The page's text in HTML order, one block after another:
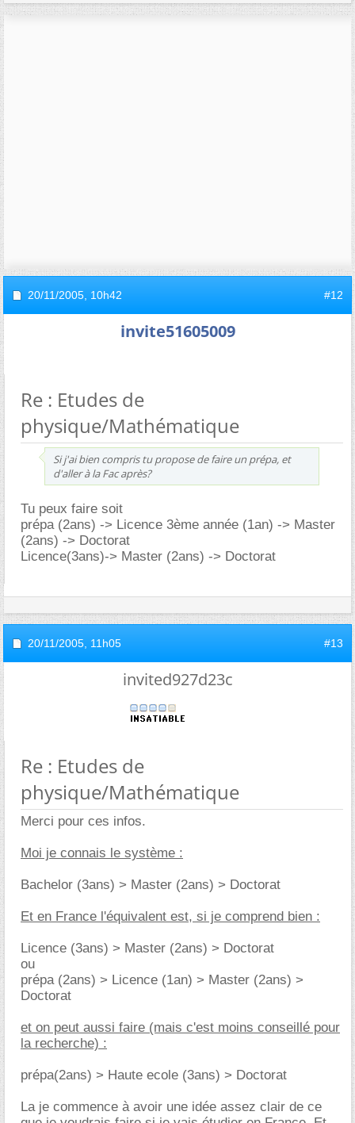
20/11/2005, 10h42 #12
invite51605009
Re : Etudes de
physique/Mathématique
Si j'ai bien compris tu propose de faire un prépa, et
d'aller à la Fac après?
Tu peux faire soit
prépa (2ans) -> Licence 3ème année (1an) -> Master
(2ans) -> Doctorat
Licence(3ans)-> Master (2ans) -> Doctorat
20/11/2005, 11h05 #13
invited927d23c
Re : Etudes de
physique/Mathématique
Merci pour ces infos.
Moi je connais le système :
Bachelor (3ans) > Master (2ans) > Doctorat
Et en France l'équivalent est, si je comprend bien :
Licence (3ans) > Master (2ans) > Doctorat
ou
prépa (2ans) > Licence (1an) > Master (2ans) >
Doctorat
et on peut aussi faire (mais c'est moins conseillé pour
la recherche) :
prépa(2ans) > Haute ecole (3ans) > Doctorat
La je commence à avoir une idée assez clair de ce